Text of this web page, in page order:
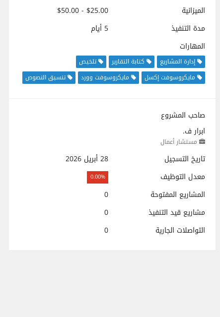
الميزانية
$25.00 - $50.00
مدة التنفيذ
5 أيام
المهارات
إدارة المشاريع كتابة التقارير
تلخيص
مايكروسوفت إكسل
مايكروسوفت وورد تنسيق النصوص
صاحب المشروع
ابرار ف.
مستشار أعمال
تاريخ التسجيل
28 أبريل 2026
معدل التوظيف
0.00%
المشاريع المفتوحة
0
مشاريع قيد التنفيذ
0
التواصلات الجارية
0